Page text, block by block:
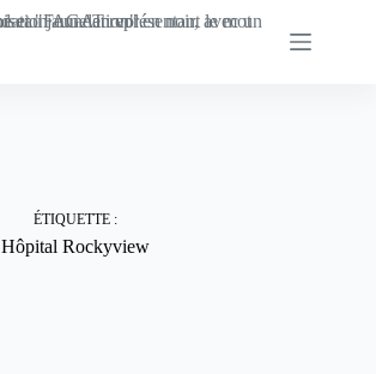
ÉTIQUETTE :
Hôpital Rockyview